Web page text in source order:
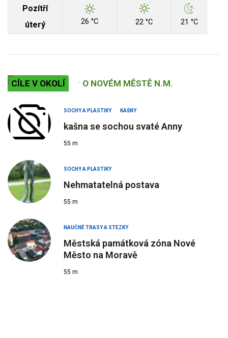
Pozítří
úterý
26 °C 22 °C 21 °C
CÍLE V OKOLÍ O NOVÉM MĚSTĚ N.M.
SOCHY A PLASTIKY KAŠNY
kašna se sochou svaté Anny
55 m
SOCHY A PLASTIKY
Nehmatatelná postava
55 m
NAUČNÉ TRASY A STEZKY
Městská památková zóna Nové
Město na Moravě
55 m